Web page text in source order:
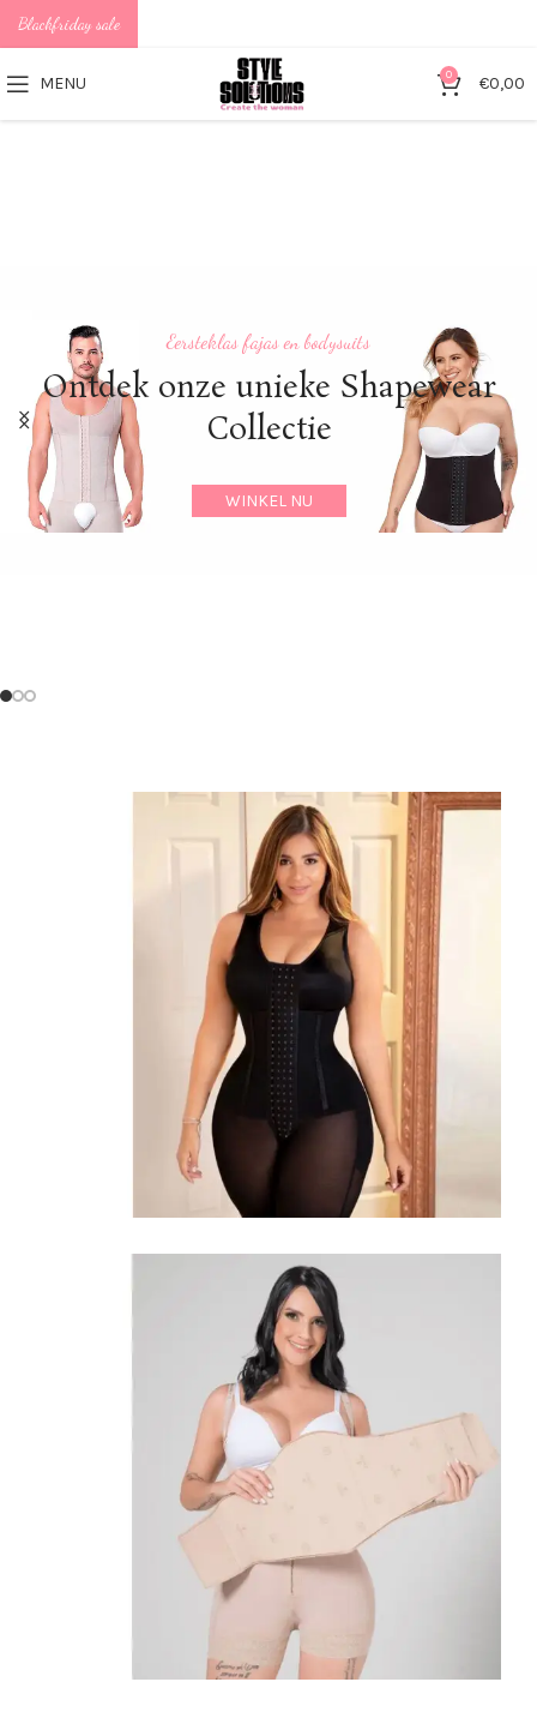
MENU 0 €0,00
Eersteklas fajas en bodysuits
Ontdek onze unieke Shapewear
Collectie
WINKEL NU
Hoge compressie fajas
Blackfriday sale